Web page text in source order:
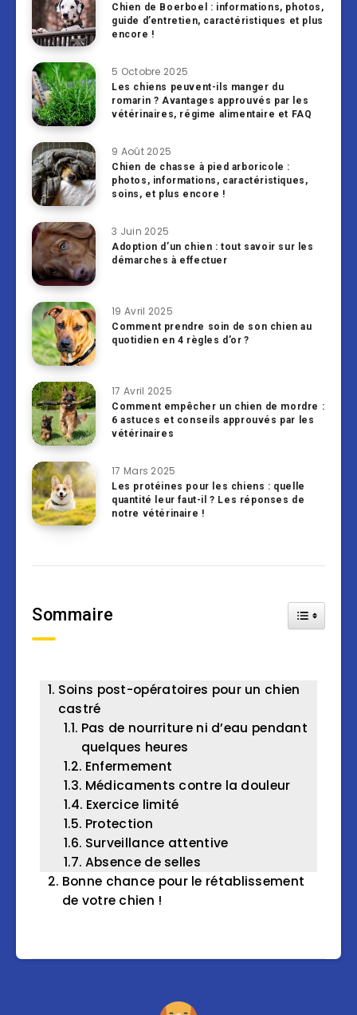
Chien de Boerboel : informations, photos,
guide d’entretien, caractéristiques et plus
encore !
5 Octobre 2025
Les chiens peuvent-ils manger du
romarin ? Avantages approuvés par les
vétérinaires, régime alimentaire et FAQ
9 Août 2025
Chien de chasse à pied arboricole :
photos, informations, caractéristiques,
soins, et plus encore !
3 Juin 2025
Adoption d’un chien : tout savoir sur les
démarches à effectuer
19 Avril 2025
Comment prendre soin de son chien au
quotidien en 4 règles d’or ?
17 Avril 2025
Comment empêcher un chien de mordre :
6 astuces et conseils approuvés par les
vétérinaires
17 Mars 2025
Les protéines pour les chiens : quelle
quantité leur faut-il ? Les réponses de
notre vétérinaire !
Sommaire Toggle
Soins post-opératoires pour un chien
castré
Pas de nourriture ni d’eau pendant
quelques heures
Enfermement
Médicaments contre la douleur
Exercice limité
Protection
Surveillance attentive
Absence de selles
Bonne chance pour le rétablissement
de votre chien !